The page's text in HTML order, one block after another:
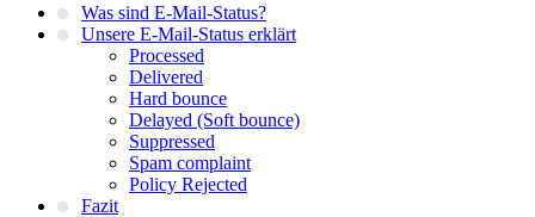
Was sind E-Mail-Status?
Unsere E-Mail-Status erklärt
Processed
Delivered
Hard bounce
Delayed (Soft bounce)
Suppressed
Spam complaint
Policy Rejected
Fazit